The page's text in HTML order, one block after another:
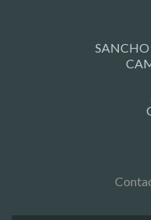
SANCHO